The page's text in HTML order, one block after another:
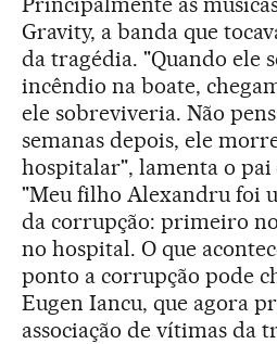
Gravity, a banda que
da tragédia. "Quando ele
incêndio na boate,
ele sobreviveria. Não
semanas depois, ele
hospitalar", lamenta o pai
"Meu filho Alexandru foi
da corrupção: primeiro
no hospital. O que
ponto a corrupção pode
Eugen Iancu, que agora
associação de vítimas da